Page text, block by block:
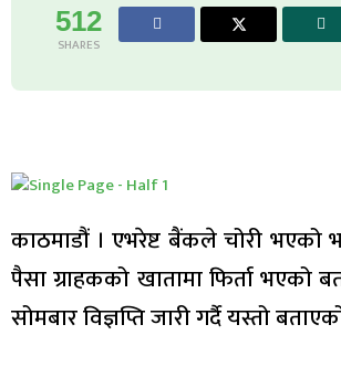
512
SHARES
काठमाडौं । एभरेष्ट बैंकले चोरी भएको
पैसा ग्राहकको खातामा फिर्ता
सोमबार विज्ञप्ति जारी गर्दै यस्तो